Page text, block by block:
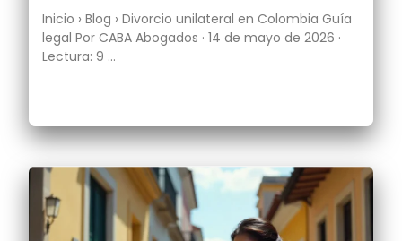
Inicio › Blog › Divorcio unilateral en Colombia Guía
legal Por CABA Abogados · 14 de mayo de 2026 ·
Lectura: 9 …